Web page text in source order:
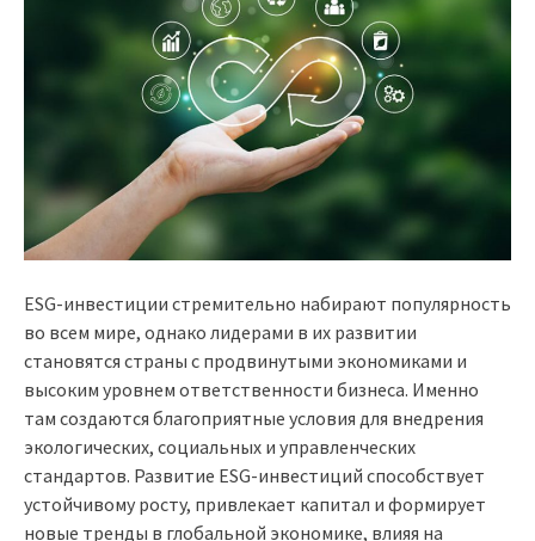
ESG-инвестиции стремительно набирают популярность
во всем мире, однако лидерами в их развитии
становятся страны с продвинутыми экономиками и
высоким уровнем ответственности бизнеса. Именно
там создаются благоприятные условия для внедрения
экологических, социальных и управленческих
стандартов. Развитие ESG-инвестиций способствует
устойчивому росту, привлекает капитал и формирует
новые тренды в глобальной экономике, влияя на